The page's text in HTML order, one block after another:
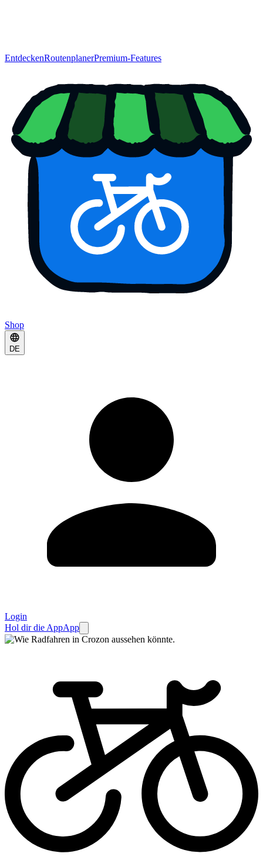
EntdeckenRoutenplanerPremium-Features
Shop
DE
Login
Hol dir die AppApp